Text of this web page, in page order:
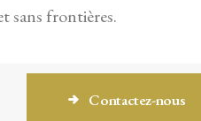
sans frontières.
Contactez-nous